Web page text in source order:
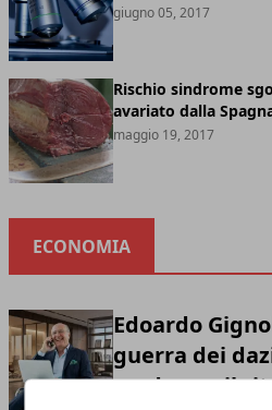
giugno 05, 2017
Rischio sindrome
avariato dalla
maggio 19, 2017
ECONOMIA
Edoardo
guerra dei
moderno: il